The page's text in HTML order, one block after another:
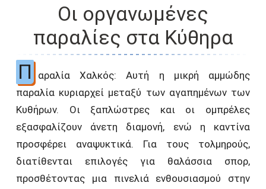
Οι οργανωμένες
παραλίες στα Κύθηρα
Π
αραλία Χαλκός: Αυτή η μικρή αμμώδης
παραλία κυριαρχεί μεταξύ των αγαπημένων των
Κυθήρων. Οι ξαπλώστρες και οι ομπρέλες
εξασφαλίζουν άνετη διαμονή, ενώ η καντίνα
προσφέρει αναψυκτικά. Για τους τολμηρούς,
διατίθενται επιλογές για θαλάσσια σπορ,
προσθέτοντας μια πινελιά ενθουσιασμού στην